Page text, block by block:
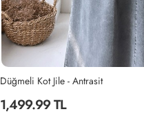
Pile Detaylı Kuşaklı Jile - Lacivert
979.99 TL